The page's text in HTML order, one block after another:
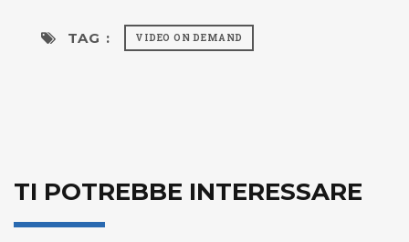
TAG : VIDEO ON DEMAND
TI POTREBBE INTERESSARE